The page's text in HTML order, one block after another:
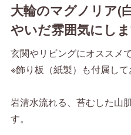
大輪のマグノリア(
やいだ雰囲気にしま
玄関やリビングにオススメで
※飾り板（紙製）も付属して
岩清水流れる、苔むした山
す。